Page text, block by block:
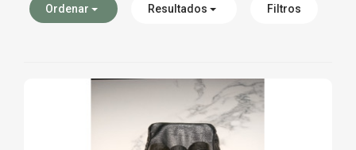
Ordenar Resultados Filtros